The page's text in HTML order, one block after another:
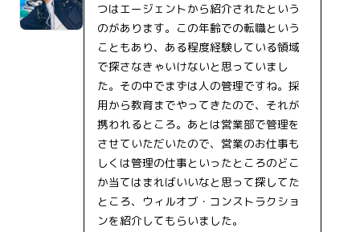
つはエージェントから紹介されたという
のがあります。この年齢での転職という
こともあり、ある程度経験している領域
で探さなきゃいけないと思っていまし
た。その中でまずは人の管理ですね。採
用から教育までやってきたので、それが
携われるところ。あとは営業部で管理を
させていただいたので、営業のお仕事も
しくは管理の仕事といったところのどこ
か当てはまればいいなと思って探してた
ところ、ウィルオブ・コンストラクショ
ンを紹介してもらいました。